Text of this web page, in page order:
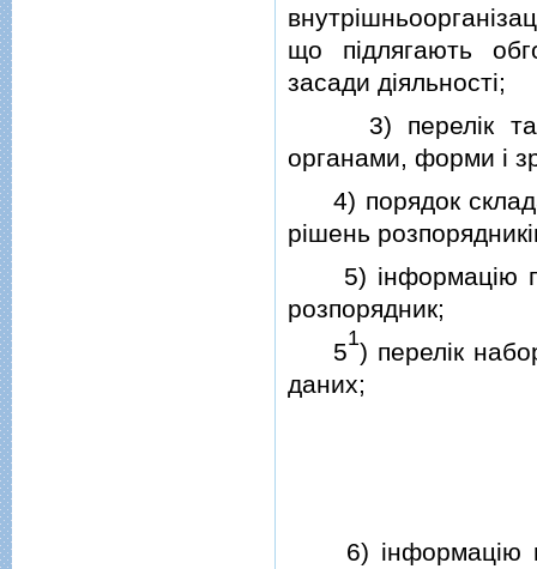
що пiдлягають
засади дiяльностi;
3) перелiк та
органами, форми i
4) порядок
рiшень
5) iнформацiю про
розпорядник;
51) перелiк
даних;
6) iнформацiю